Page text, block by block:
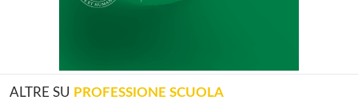
ALTRE SU PROFESSIONE SCUOLA